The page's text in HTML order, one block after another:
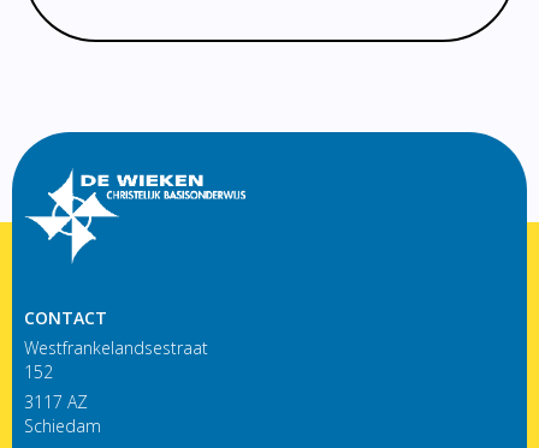
CONTACT
Westfrankelandsestraat
152
3117 AZ
Schiedam